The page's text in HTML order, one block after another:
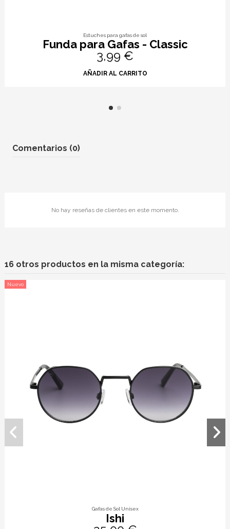
Estuches para gafas de sol
Funda para Gafas - Classic
3,99 €
AÑADIR AL CARRITO
Comentarios (0)
No hay reseñas de clientes en este momento.
16 otros productos en la misma categoría:
Nuevo
Gafas de Sol Unisex
Ishi